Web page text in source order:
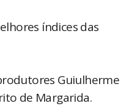
índices das
Guiulherme
de Margarida.